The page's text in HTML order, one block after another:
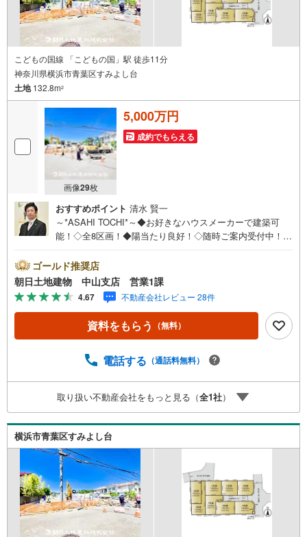
こどもの国線 「こどもの国」駅 徒歩11分
神奈川県横浜市青葉区すみよし台
土地132.8m2
画像29枚
5,000万円
成約でもらえる
おすすめポイント 清水 賢一
～*ASAHI TOCHI*～◆お好きなハウスメーカーで建築可
能！◇全8区画！◆陽当たり良好！◇随時ご案内受付中！◆
とりつぎ * * * *おかげさまで42周年を迎えることができま
した♪ご成約件数7万件達成!!☆当日のご見学も対応可能で
す！☆JR横浜線「中山」駅徒歩1分！☆ご予約は『朝日土
地建物中山店』まで！朝日土地建物グループは地域密着を
合言葉に全13店舗でその地域No.1を目指しております。広
告掲載していない物件も多数ございます。色々廻ったけど
替えってどうするの・・？etc.まずは何でもお気軽にご相
す！お問い合わせをお待ちしております!!
ゴールド推奨店
朝日土地建物 中山支店 営業1課
4.67 不動産会社レビュー 28件
資料をもらう （無料）
電話する （通話料無料）
取り扱い不動産会社をもっと見る（全1社）
横浜市青葉区すみよし台